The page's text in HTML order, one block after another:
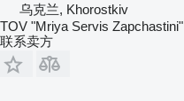
乌克兰, Khorostkiv
TOV "Mriya Servis Zapchastini"
联系卖方